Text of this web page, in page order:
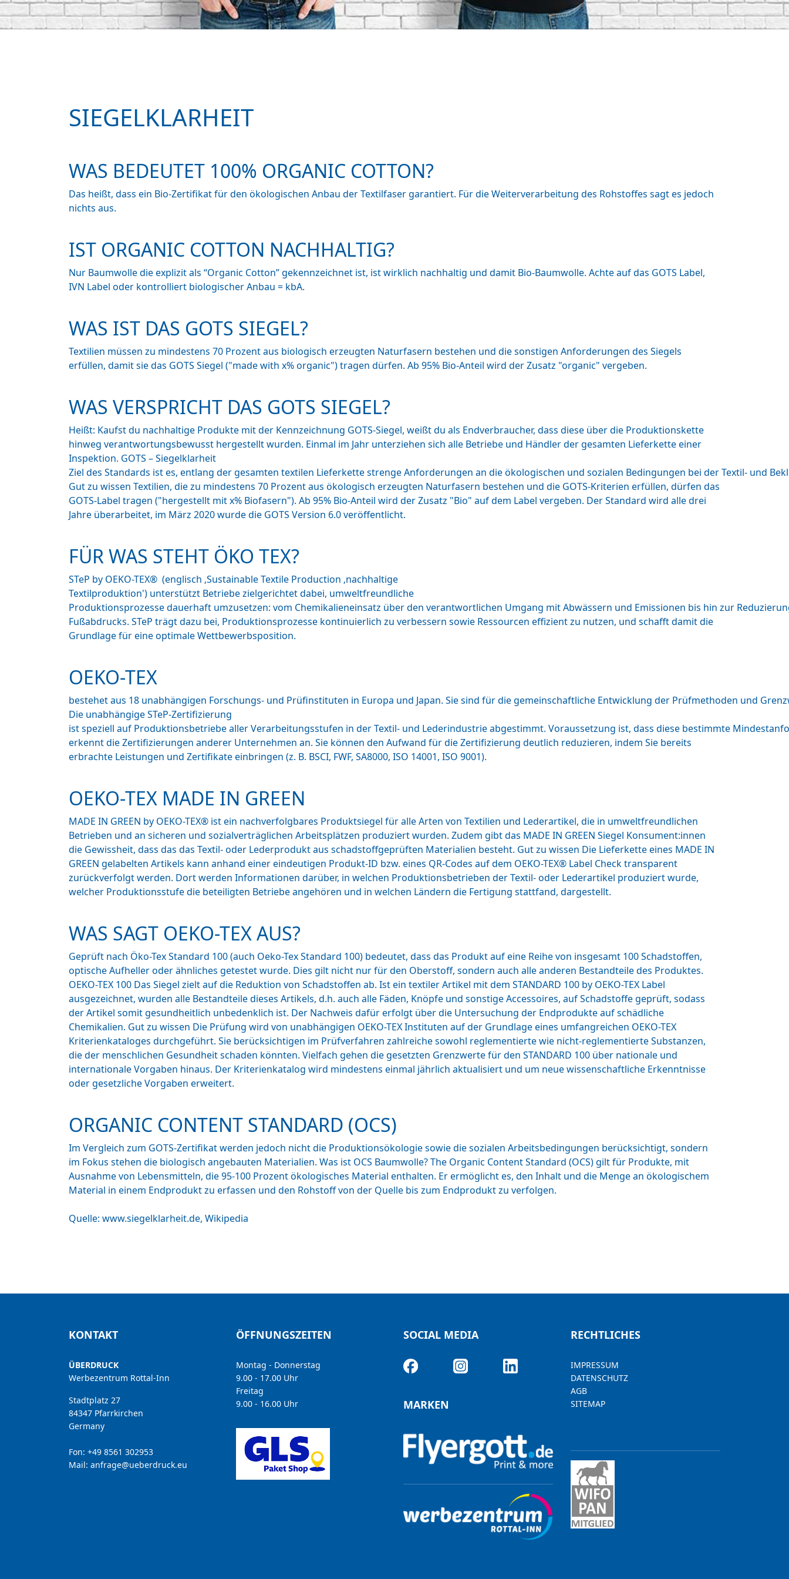
SIEGELKLARHEIT
WAS BEDEUTET 100% ORGANIC COTTON?
Das heißt, dass ein Bio-Zertifikat für den ökologischen Anbau der Textilfaser garantiert. Für die Weiterverarbeitung des Rohstoffes sagt es jedoch
nichts aus.
IST ORGANIC COTTON NACHHALTIG?
Nur Baumwolle die explizit als “Organic Cotton” gekennzeichnet ist, ist wirklich nachhaltig und damit Bio-Baumwolle. Achte auf das GOTS Label,
IVN Label oder kontrolliert biologischer Anbau = kbA.
WAS IST DAS GOTS SIEGEL?
Textilien müssen zu mindestens 70 Prozent aus biologisch erzeugten Naturfasern bestehen und die sonstigen Anforderungen des Siegels
erfüllen, damit sie das GOTS Siegel ("made with x% organic") tragen dürfen. Ab 95% Bio-Anteil wird der Zusatz "organic" vergeben.
WAS VERSPRICHT DAS GOTS SIEGEL?
Heißt: Kaufst du nachhaltige Produkte mit der Kennzeichnung GOTS-Siegel, weißt du als Endverbraucher, dass diese über die Produktionskette
hinweg verantwortungsbewusst hergestellt wurden. Einmal im Jahr unterziehen sich alle Betriebe und Händler der gesamten Lieferkette einer
Inspektion. GOTS – Siegelklarheit
Ziel des Standards ist es, entlang der gesamten textilen Lieferkette strenge Anforderungen an die ökologischen und sozialen Bedingungen bei der Textil- und
Gut zu wissen Textilien, die zu mindestens 70 Prozent aus ökologisch erzeugten Naturfasern bestehen und die GOTS-Kriterien erfüllen, dürfen das
GOTS-Label tragen ("hergestellt mit x% Biofasern"). Ab 95% Bio-Anteil wird der Zusatz "Bio" auf dem Label vergeben. Der Standard wird alle drei
Jahre überarbeitet, im März 2020 wurde die GOTS Version 6.0 veröffentlicht.
FÜR WAS STEHT ÖKO TEX?
STeP by OEKO-TEX® (englisch ‚Sustainable Textile Production ‚nachhaltige
Textilproduktion') unterstützt Betriebe zielgerichtet dabei, umweltfreundliche
Produktionsprozesse dauerhaft umzusetzen: vom Chemikalieneinsatz über den verantwortlichen Umgang mit Abwässern und Emissionen bis hin zur
Fußabdrucks. STeP trägt dazu bei, Produktionsprozesse kontinuierlich zu verbessern sowie Ressourcen effizient zu nutzen, und schafft damit die
Grundlage für eine optimale Wettbewerbsposition.
OEKO-TEX
bestehet aus 18 unabhängigen Forschungs- und Prüfinstituten in Europa und Japan. Sie sind für die gemeinschaftliche Entwicklung der Prüfmethoden und
Die unabhängige STeP-Zertifizierung
ist speziell auf Produktionsbetriebe aller Verarbeitungsstufen in der Textil- und Lederindustrie abgestimmt. Voraussetzung ist, dass diese bestimmte
erkennt die Zertifizierungen anderer Unternehmen an. Sie können den Aufwand für die Zertifizierung deutlich reduzieren, indem Sie bereits
erbrachte Leistungen und Zertifikate einbringen (z. B. BSCI, FWF, SA8000, ISO 14001, ISO 9001).
OEKO-TEX MADE IN GREEN
MADE IN GREEN by OEKO-TEX® ist ein nachverfolgbares Produktsiegel für alle Arten von Textilien und Lederartikel, die in umweltfreundlichen
Betrieben und an sicheren und sozialverträglichen Arbeitsplätzen produziert wurden. Zudem gibt das MADE IN GREEN Siegel Konsument:innen
die Gewissheit, dass das das Textil- oder Lederprodukt aus schadstoffgeprüften Materialien besteht. Gut zu wissen Die Lieferkette eines MADE IN
GREEN gelabelten Artikels kann anhand einer eindeutigen Produkt-ID bzw. eines QR-Codes auf dem OEKO-TEX® Label Check transparent
zurückverfolgt werden. Dort werden Informationen darüber, in welchen Produktionsbetrieben der Textil- oder Lederartikel produziert wurde,
welcher Produktionsstufe die beteiligten Betriebe angehören und in welchen Ländern die Fertigung stattfand, dargestellt.
WAS SAGT OEKO-TEX AUS?
Geprüft nach Öko-Tex Standard 100 (auch Oeko-Tex Standard 100) bedeutet, dass das Produkt auf eine Reihe von insgesamt 100 Schadstoffen,
optische Aufheller oder ähnliches getestet wurde. Dies gilt nicht nur für den Oberstoff, sondern auch alle anderen Bestandteile des Produktes.
OEKO-TEX 100 Das Siegel zielt auf die Reduktion von Schadstoffen ab. Ist ein textiler Artikel mit dem STANDARD 100 by OEKO-TEX Label
ausgezeichnet, wurden alle Bestandteile dieses Artikels, d.h. auch alle Fäden, Knöpfe und sonstige Accessoires, auf Schadstoffe geprüft, sodass
der Artikel somit gesundheitlich unbedenklich ist. Der Nachweis dafür erfolgt über die Untersuchung der Endprodukte auf schädliche
Chemikalien. Gut zu wissen Die Prüfung wird von unabhängigen OEKO-TEX Instituten auf der Grundlage eines umfangreichen OEKO-TEX
Kriterienkataloges durchgeführt. Sie berücksichtigen im Prüfverfahren zahlreiche sowohl reglementierte wie nicht-reglementierte Substanzen,
die der menschlichen Gesundheit schaden könnten. Vielfach gehen die gesetzten Grenzwerte für den STANDARD 100 über nationale und
internationale Vorgaben hinaus. Der Kriterienkatalog wird mindestens einmal jährlich aktualisiert und um neue wissenschaftliche Erkenntnisse
oder gesetzliche Vorgaben erweitert.
ORGANIC CONTENT STANDARD (OCS)
Im Vergleich zum GOTS-Zertifikat werden jedoch nicht die Produktionsökologie sowie die sozialen Arbeitsbedingungen berücksichtigt, sondern
im Fokus stehen die biologisch angebauten Materialien. Was ist OCS Baumwolle? The Organic Content Standard (OCS) gilt für Produkte, mit
Ausnahme von Lebensmitteln, die 95-100 Prozent ökologisches Material enthalten. Er ermöglicht es, den Inhalt und die Menge an ökologischem
Material in einem Endprodukt zu erfassen und den Rohstoff von der Quelle bis zum Endprodukt zu verfolgen.
Quelle: www.siegelklarheit.de, Wikipedia
KONTAKT
ÜBERDRUCK
Werbezentrum Rottal-Inn
Stadtplatz 27
84347 Pfarrkirchen
Germany
Fon: +49 8561 302953
Mail: anfrage@ueberdruck.eu
ÖFFNUNGSZEITEN
Montag - Donnerstag
9.00 - 17.00 Uhr
Freitag
9.00 - 16.00 Uhr
SOCIAL MEDIA
MARKEN
RECHTLICHES
IMPRESSUM
DATENSCHUTZ
AGB
SITEMAP